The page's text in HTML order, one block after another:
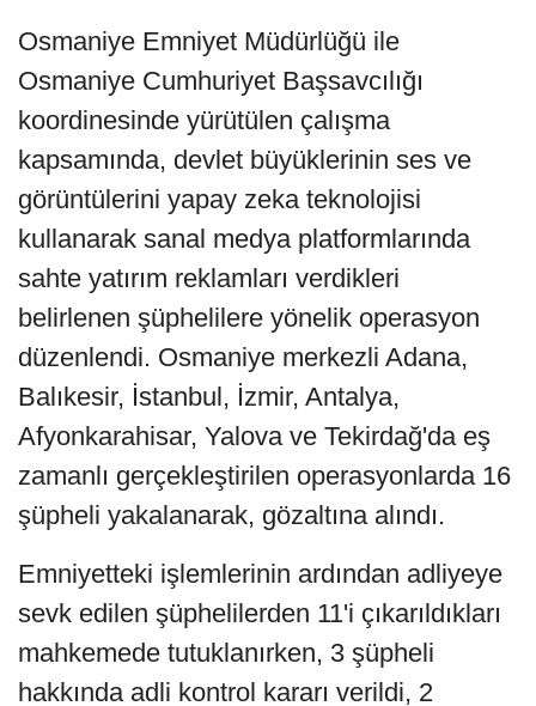
Osmaniye Emniyet Müdürlüğü ile
Osmaniye Cumhuriyet Başsavcılığı
koordinesinde yürütülen çalışma
kapsamında, devlet büyüklerinin ses ve
görüntülerini yapay zeka teknolojisi
kullanarak sanal medya platformlarında
sahte yatırım reklamları verdikleri
belirlenen şüphelilere yönelik operasyon
düzenlendi. Osmaniye merkezli Adana,
Balıkesir, İstanbul, İzmir, Antalya,
Afyonkarahisar, Yalova ve Tekirdağ'da eş
zamanlı gerçekleştirilen operasyonlarda 16
şüpheli yakalanarak, gözaltına alındı.
Emniyetteki işlemlerinin ardından adliyeye
sevk edilen şüphelilerden 11'i çıkarıldıkları
mahkemede tutuklanırken, 3 şüpheli
hakkında adli kontrol kararı verildi, 2